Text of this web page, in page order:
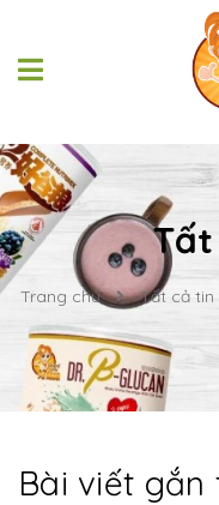
Trang chủ Tất cả tin
Bài viết gắn